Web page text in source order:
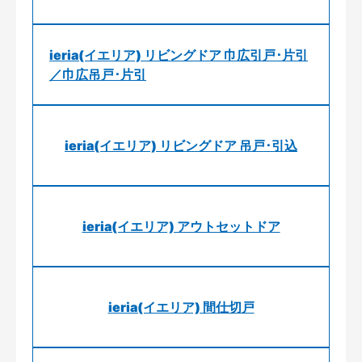
ieria(イエリア) リビングドア 巾広引戸･片引
／巾広吊戸･片引
ieria(イエリア) リビングドア 吊戸･引込
ieria(イエリア) アウトセットドア
ieria(イエリア) 間仕切戸